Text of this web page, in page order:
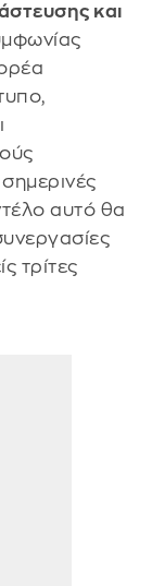
και
αυτό θα
τρίτες